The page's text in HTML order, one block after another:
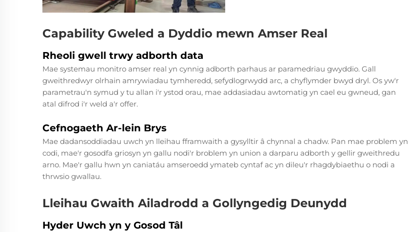
Capability Gweled a Dyddio mewn Amser Real
Rheoli gwell trwy adborth data
Mae systemau monitro amser real yn cynnig adborth parhaus ar paramedriau gwyddio. Gall
gweithredwyr olrhain amrywiadau tymheredd, sefydlogrwydd arc, a chyflymder bwyd dryl. Os yw'r
parametrau'n symud y tu allan i'r ystod orau, mae addasiadau awtomatig yn cael eu gwneud, gan
atal difrod i'r weld a'r offer.
Cefnogaeth Ar-lein Brys
Mae dadansoddiadau uwch yn lleihau fframwaith a gysylltir â chynnal a chadw. Pan mae problem yn
codi, mae'r gosodfa griosyn yn gallu nodi'r broblem yn union a darparu adborth y gellir gweithredu
arno. Mae'r gallu hwn yn caniatáu amseroedd ymateb cyntaf ac yn dileu'r rhagdybiaethu o nodi a
thrwsio gwallau.
Lleihau Gwaith Ailadrodd a Gollyngedig Deunydd
Hyder Uwch yn y Gosod Tâl